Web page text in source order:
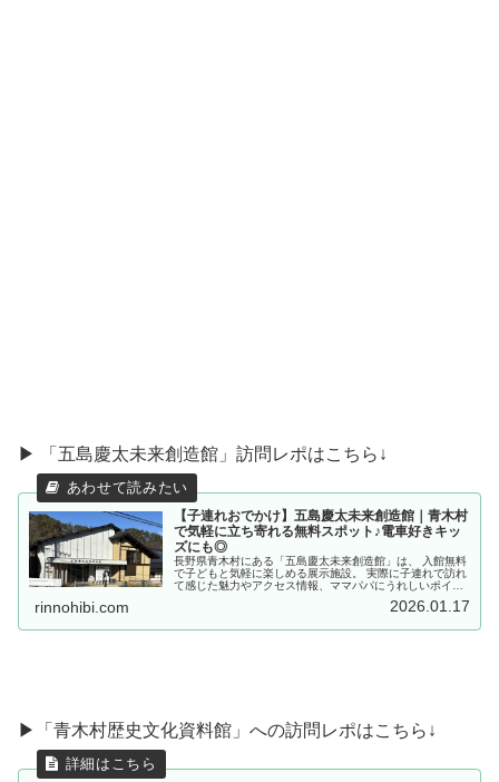
▶ 「五島慶太未来創造館」訪問レポはこちら↓
【子連れおでかけ】五島慶太未来創造館｜青木村
で気軽に立ち寄れる無料スポット♪電車好きキッ
ズにも◎
長野県青木村にある「五島慶太未来創造館」は、 入館無料
で子どもと気軽に楽しめる展示施設。 実際に子連れで訪れ
て感じた魅力やアクセス情報、ママパパにうれしいポイン
rinnohibi.com 2026.01.17
▶「青木村歴史文化資料館」への訪問レポはこちら↓